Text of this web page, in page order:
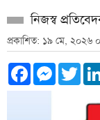
নিজস্ব
প্রকাশিত: ১৯ মে, ২০২৬
Facebook